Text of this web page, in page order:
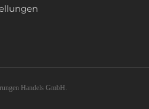
Handels GmbH.